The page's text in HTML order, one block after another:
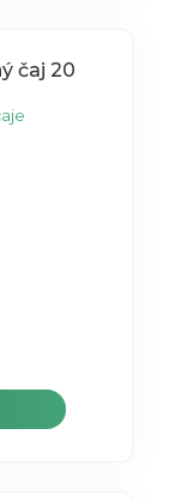
čaj 20